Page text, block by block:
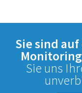
Sie sind
Sie uns